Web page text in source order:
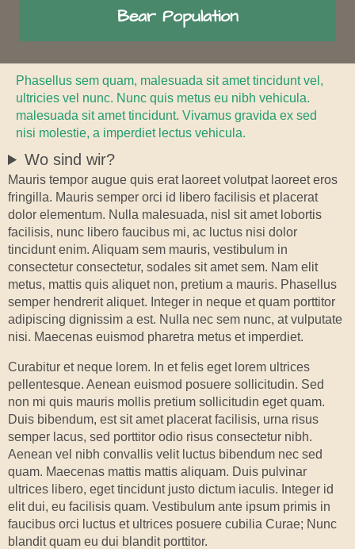
Bear Population
Phasellus sem quam, malesuada sit amet tincidunt vel,
ultricies vel nunc. Nunc quis metus eu nibh vehicula.
malesuada sit amet tincidunt. Vivamus gravida ex sed
nisi molestie, a imperdiet lectus vehicula.
Wo sind wir?
Mauris tempor augue quis erat laoreet volutpat laoreet eros
fringilla. Mauris semper orci id libero facilisis et placerat
dolor elementum. Nulla malesuada, nisl sit amet lobortis
facilisis, nunc libero faucibus mi, ac luctus nisi dolor
tincidunt enim. Aliquam sem mauris, vestibulum in
consectetur consectetur, sodales sit amet sem. Nam elit
metus, mattis quis aliquet non, pretium a mauris. Phasellus
semper hendrerit aliquet. Integer in neque et quam porttitor
adipiscing dignissim a est. Nulla nec sem nunc, at vulputate
nisi. Maecenas euismod pharetra metus et imperdiet.
Curabitur et neque lorem. In et felis eget lorem ultrices
pellentesque. Aenean euismod posuere sollicitudin. Sed
non mi quis mauris mollis pretium sollicitudin eget quam.
Duis bibendum, est sit amet placerat facilisis, urna risus
semper lacus, sed porttitor odio risus consectetur nibh.
Aenean vel nibh convallis velit luctus bibendum nec sed
quam. Maecenas mattis mattis aliquam. Duis pulvinar
ultrices libero, eget tincidunt justo dictum iaculis. Integer id
elit dui, eu facilisis quam. Vestibulum ante ipsum primis in
faucibus orci luctus et ultrices posuere cubilia Curae; Nunc
blandit quam eu dui blandit porttitor.